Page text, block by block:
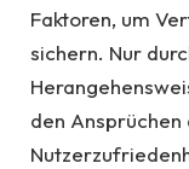
Faktoren, um
sichern. Nur
den